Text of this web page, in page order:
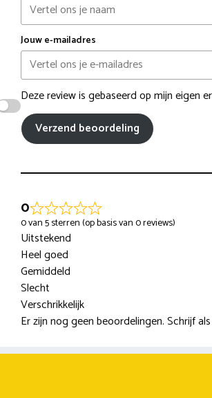
Jouw e-mailadres
Deze review is gebaseerd op mijn eigen
Verzend beoordeling
0
0 van 5 sterren (op basis van 0 reviews)
Uitstekend
Heel goed
Gemiddeld
Slecht
Verschrikkelijk
Er zijn nog geen beoordelingen. Schrijf